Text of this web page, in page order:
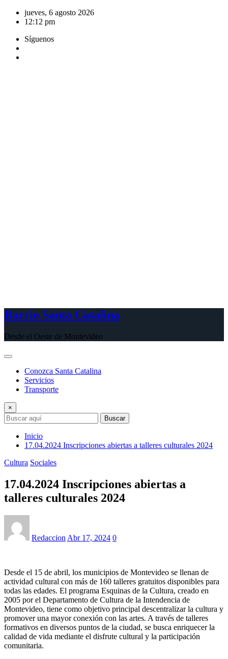
Saltar
jueves, 6 agosto 2026
12:12 pm
Síguenos
Barrio Santa Catalina
Desde el Oeste de Montevideo
Conozca Santa Catalina
Servicios
Transporte
×
Buscar
Inicio
17.04.2024 Inscripciones abiertas a talleres culturales 2024
Cultura Sociales
17.04.2024 Inscripciones abiertas a
talleres culturales 2024
Redaccion Abr 17, 2024 0
Desde el 15 de abril, los municipios de Montevideo se llenan de
actividad cultural con más de 160 talleres gratuitos disponibles para
todas las edades. El programa Esquinas de la Cultura, creado en
2005 por el Departamento de Cultura de la Intendencia de
Montevideo, tiene como objetivo principal descentralizar la cultura y
promover una mayor conexión con las artes. A través de talleres
formativos en diversos puntos de la ciudad, se busca enriquecer la
calidad de vida mediante el disfrute cultural y la participación
comunitaria.